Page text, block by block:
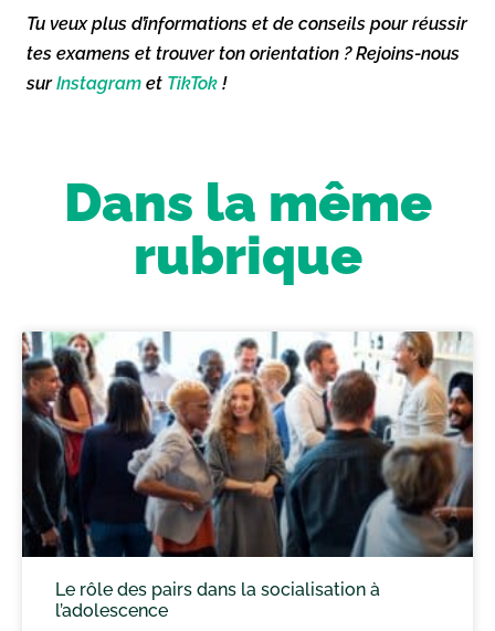
Tu veux plus d’informations et de conseils pour réussir
tes examens et trouver ton orientation ? Rejoins-nous
surInstagram et TikTok !
Dans la même
rubrique
Le rôle des pairs dans la socialisation à
l’adolescence